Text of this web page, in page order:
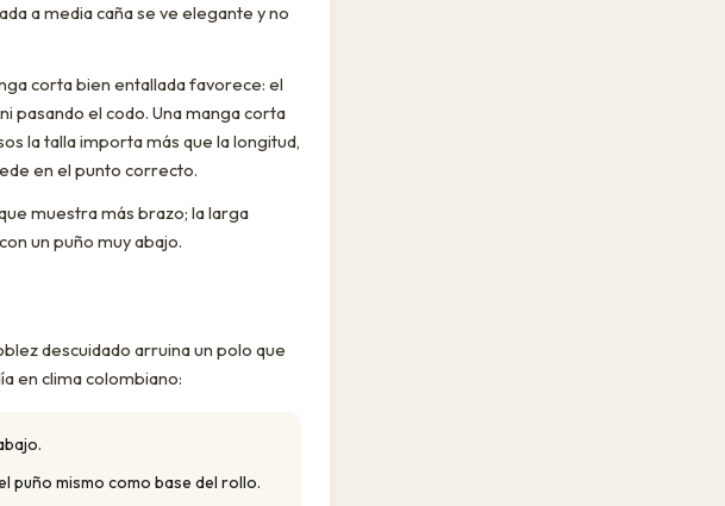
a media caña se ve elegante y no
corta bien entallada favorece: el
pasando el codo. Una manga corta
la talla importa más que la longitud,
en el punto correcto.
muestra más brazo; la larga
un puño muy abajo.
descuidado arruina un polo que
en clima colombiano:
puño mismo como base del rollo.